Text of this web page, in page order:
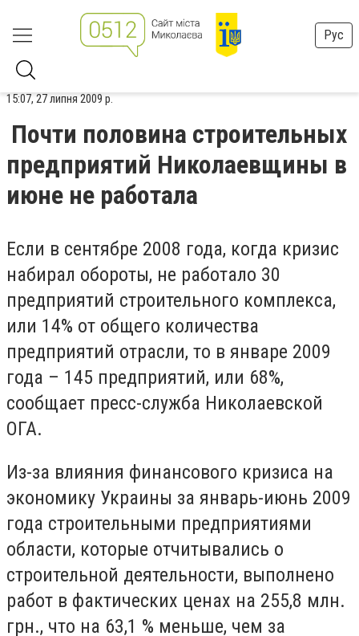
Рус
15:07, 27 липня 2009 р.
Почти половина строительных
предприятий Николаевщины в
июне не работала
Если в сентябре 2008 года, когда кризис
набирал обороты, не работало 30
предприятий строительного комплекса,
или 14% от общего количества
предприятий отрасли, то в январе 2009
года – 145 предприятий, или 68%,
сообщает пресс-служба Николаевской
ОГА.
Из-за влияния финансового кризиса на
экономику Украины за январь-июнь 2009
года строительными предприятиями
области, которые отчитывались о
строительной деятельности, выполнено
работ в фактических ценах на 255,8 млн.
грн., что на 63,1 % меньше, чем за